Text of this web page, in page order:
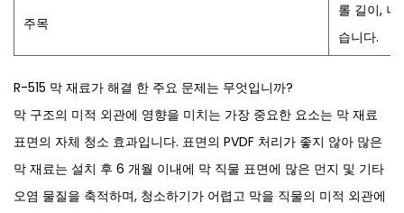
주목
롤 길이,
습니다.
R-515 막 재료가 해결 한 주요 문제는 무엇입니까?
막 구조의 미적 외관에 영향을 미치는 가장 중요한 요소는 막 재료
표면의 자체 청소 효과입니다. 표면의 PVDF 처리가 좋지 않아 많은
막 재료는 설치 후 6 개월 이내에 막 직물 표면에 많은 먼지 및 기타
오염 물질을 축적하며, 청소하기가 어렵고 막을 직물의 미적 외관에